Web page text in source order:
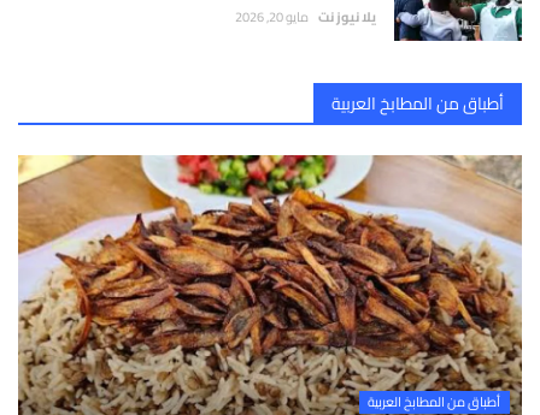
يلا نيوز نت مايو 20, 2026
أطباق من المطابخ العربية
أطباق من المطابخ العربية